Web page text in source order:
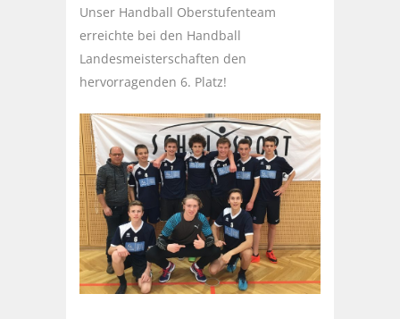
Unser Handball Oberstufenteam
erreichte bei den Handball
Landesmeisterschaften den
hervorragenden 6. Platz!